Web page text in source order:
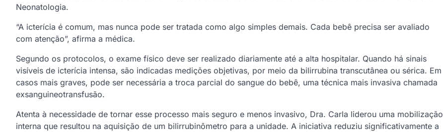
Neonatologia.
“A icterícia é comum, mas nunca pode ser tratada como algo simples demais. Cada bebê precisa ser avaliado
com atenção”, afirma a médica.
Segundo os protocolos, o exame físico deve ser realizado diariamente até a alta hospitalar. Quando há sinais
visíveis de icterícia intensa, são indicadas medições objetivas, por meio da bilirrubina transcutânea ou sérica. Em
casos mais graves, pode ser necessária a troca parcial do sangue do bebê, uma técnica mais invasiva chamada
exsanguineotransfusão.
Atenta à necessidade de tornar esse processo mais seguro e menos invasivo, Dra. Carla liderou uma mobilização
interna que resultou na aquisição de um bilirrubinômetro para a unidade. A iniciativa reduziu significativamente a